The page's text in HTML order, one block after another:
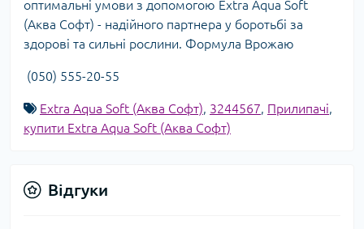
оптимальні умови з допомогою Extra Aqua Soft
(Аква Софт) - надійного партнера у боротьбі за
здорові та сильні рослини. Формула Врожаю
(050) 555-20-55
Extra Aqua Soft (Аква Софт), 3244567, Прилипачі,
купити Extra Aqua Soft (Аква Софт)
Відгуки